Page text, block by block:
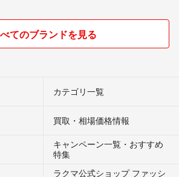
てのブランドを見る
カテゴリ一覧
買取・相場価格情報
キャンペーン一覧・おすすめ
特集
ラクマ公式ショップ ファッシ